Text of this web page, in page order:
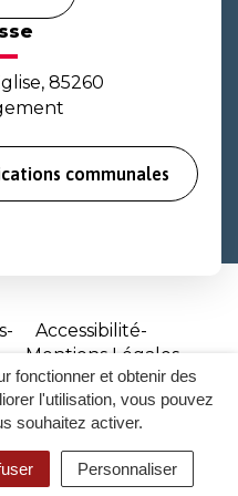
fonctionner et obtenir des
l'utilisation, vous pouvez
souhaitez activer.
Personnaliser
ACCESSIBILITÉ
85260
communales
Accessibilité
Mentions Légales